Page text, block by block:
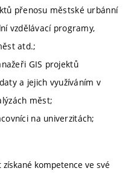
přenosu městské urbánní
vzdělávací programy,
atd.;
GIS projektů
a jejich využíváním v
měst;
na univerzitách;
kompetence ve své